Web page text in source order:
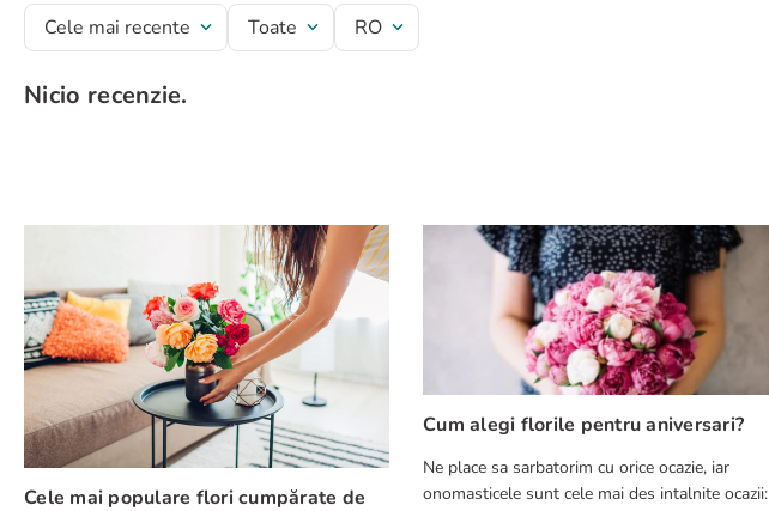
Titlu recenzie
Evaluează produsul cu un rating între 1 și 5 stele
Adresă de e-mail
Scrie o recenzie
Cele mai recente Toate RO
Nicio recenzie.
Cele mai populare flori cumpărate de
Cum alegi florile pentru aniversari?
Ne place sa sarbatorim cu orice ocazie, iar
onomasticele sunt cele mai des intalnite ocazii: